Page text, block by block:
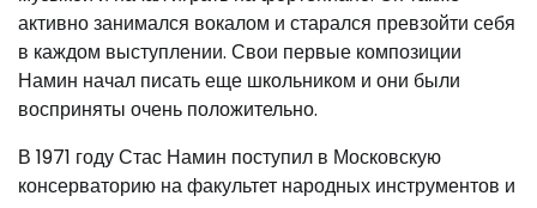
активно занимался вокалом и старался превзойти себя
в каждом выступлении. Свои первые композиции
Намин начал писать еще школьником и они были
восприняты очень положительно.
В 1971 году Стас Намин поступил в Московскую
консерваторию на факультет народных инструментов и